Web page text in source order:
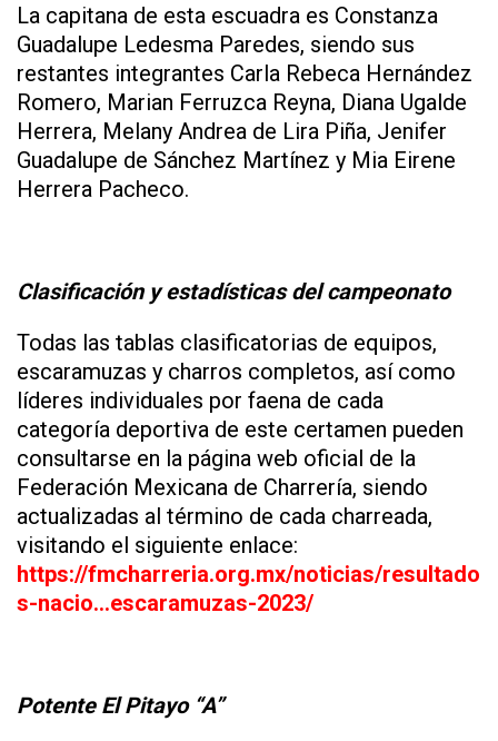
La capitana de esta escuadra es Constanza
Guadalupe Ledesma Paredes, siendo sus
restantes integrantes Carla Rebeca Hernández
Romero, Marian Ferruzca Reyna, Diana Ugalde
Herrera, Melany Andrea de Lira Piña, Jenifer
Guadalupe de Sánchez Martínez y Mia Eirene
Herrera Pacheco.
Clasificación y estadísticas del campeonato
Todas las tablas clasificatorias de equipos,
escaramuzas y charros completos, así como
líderes individuales por faena de cada
categoría deportiva de este certamen pueden
consultarse en la página web oficial de la
Federación Mexicana de Charrería, siendo
actualizadas al término de cada charreada,
visitando el siguiente enlace:
https://fmcharreria.org.mx/noticias/resultado
s-nacio…escaramuzas-2023/
Potente El Pitayo “A”